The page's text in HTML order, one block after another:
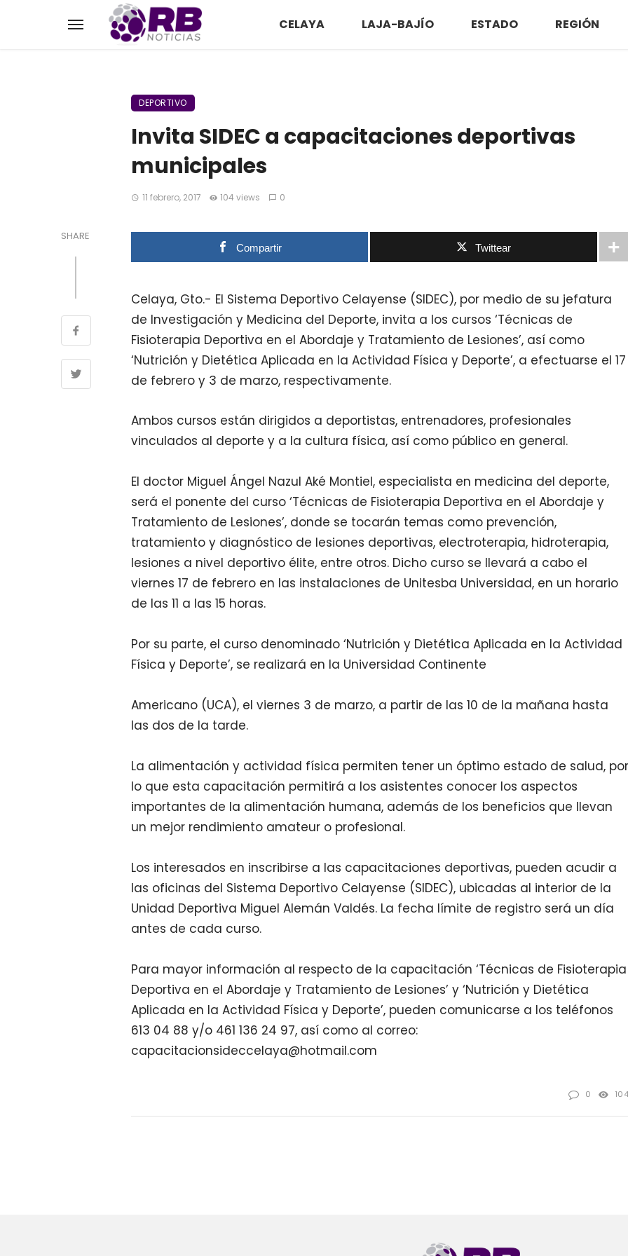
CELAYA LAJA-BAJÍO ESTADO REGIÓN
DEPORTIVO
Invita SIDEC a capacitaciones deportivas
municipales
11 febrero, 2017 104 views 0
SHARE
Compartir Twittear
Celaya, Gto.- El Sistema Deportivo Celayense (SIDEC), por medio de su jefatura
de Investigación y Medicina del Deporte, invita a los cursos ‘Técnicas de
Fisioterapia Deportiva en el Abordaje y Tratamiento de Lesiones’, así como
‘Nutrición y Dietética Aplicada en la Actividad Física y Deporte’, a efectuarse el 17
de febrero y 3 de marzo, respectivamente.
Ambos cursos están dirigidos a deportistas, entrenadores, profesionales
vinculados al deporte y a la cultura física, así como público en general.
El doctor Miguel Ángel Nazul Aké Montiel, especialista en medicina del deporte,
será el ponente del curso ‘Técnicas de Fisioterapia Deportiva en el Abordaje y
Tratamiento de Lesiones’, donde se tocarán temas como prevención,
tratamiento y diagnóstico de lesiones deportivas, electroterapia, hidroterapia,
lesiones a nivel deportivo élite, entre otros. Dicho curso se llevará a cabo el
viernes 17 de febrero en las instalaciones de Unitesba Universidad, en un horario
de las 11 a las 15 horas.
Por su parte, el curso denominado ‘Nutrición y Dietética Aplicada en la Actividad
Física y Deporte’, se realizará en la Universidad Continente
Americano (UCA), el viernes 3 de marzo, a partir de las 10 de la mañana hasta
las dos de la tarde.
La alimentación y actividad física permiten tener un óptimo estado de salud, por
lo que esta capacitación permitirá a los asistentes conocer los aspectos
importantes de la alimentación humana, además de los beneficios que llevan
un mejor rendimiento amateur o profesional.
Los interesados en inscribirse a las capacitaciones deportivas, pueden acudir a
las oficinas del Sistema Deportivo Celayense (SIDEC), ubicadas al interior de la
Unidad Deportiva Miguel Alemán Valdés. La fecha límite de registro será un día
antes de cada curso.
Para mayor información al respecto de la capacitación ‘Técnicas de Fisioterapia
Deportiva en el Abordaje y Tratamiento de Lesiones’ y ‘Nutrición y Dietética
Aplicada en la Actividad Física y Deporte’, pueden comunicarse a los teléfonos
613 04 88 y/o 461 136 24 97, así como al correo:
capacitacionsideccelaya@hotmail.com
0 104